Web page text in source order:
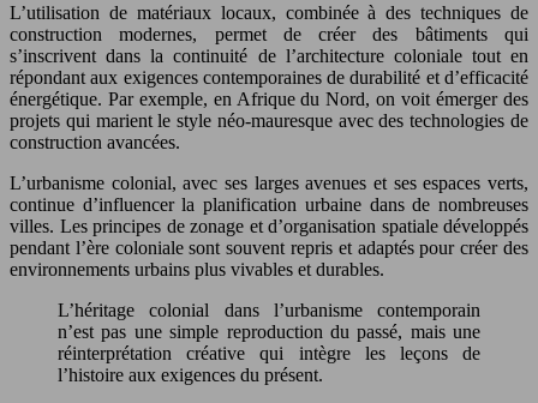
L’utilisation de matériaux locaux, combinée à des techniques de
construction modernes, permet de créer des bâtiments qui
s’inscrivent dans la continuité de l’architecture coloniale tout en
répondant aux exigences contemporaines de durabilité et d’efficacité
énergétique. Par exemple, en Afrique du Nord, on voit émerger des
projets qui marient le style néo-mauresque avec des technologies de
construction avancées.
L’urbanisme colonial, avec ses larges avenues et ses espaces verts,
continue d’influencer la planification urbaine dans de nombreuses
villes. Les principes de zonage et d’organisation spatiale développés
pendant l’ère coloniale sont souvent repris et adaptés pour créer des
environnements urbains plus vivables et durables.
L’héritage colonial dans l’urbanisme contemporain
n’est pas une simple reproduction du passé, mais une
réinterprétation créative qui intègre les leçons de
l’histoire aux exigences du présent.